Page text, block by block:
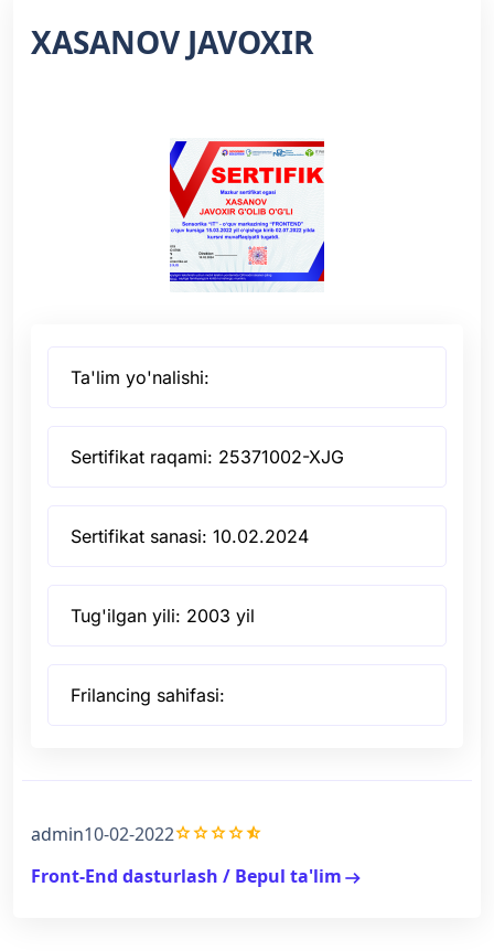
XASANOV JAVOXIR
Ta'lim yo'nalishi:
Sertifikat raqami: 25371002-XJG
Sertifikat sanasi: 10.02.2024
Tug'ilgan yili: 2003 yil
Frilancing sahifasi:
admin10-02-2022gradegradegradegradestar_half
Front-End dasturlash / Bepul ta'limarrow_right_alt